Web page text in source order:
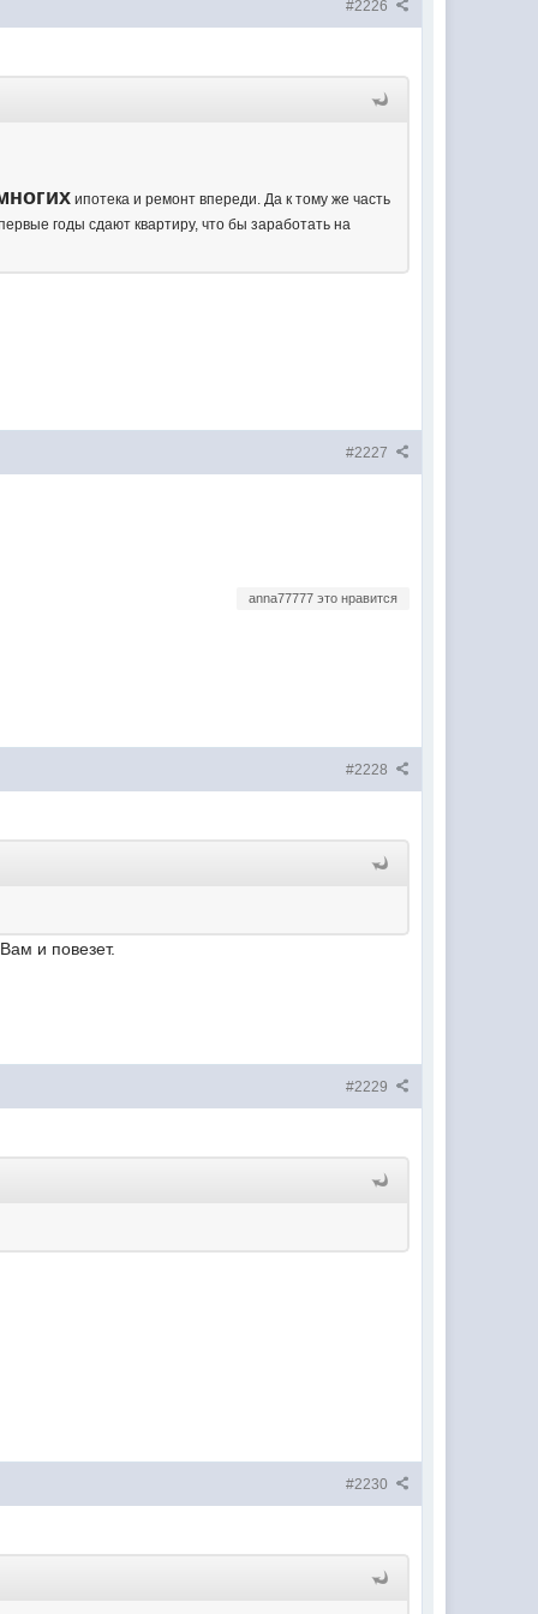
#2226
ипотека и ремонт впереди. Да к тому же часть
годы сдают квартиру, что бы заработать на
#2227
anna77777 это нравится
#2228
и повезет.
#2229
#2230